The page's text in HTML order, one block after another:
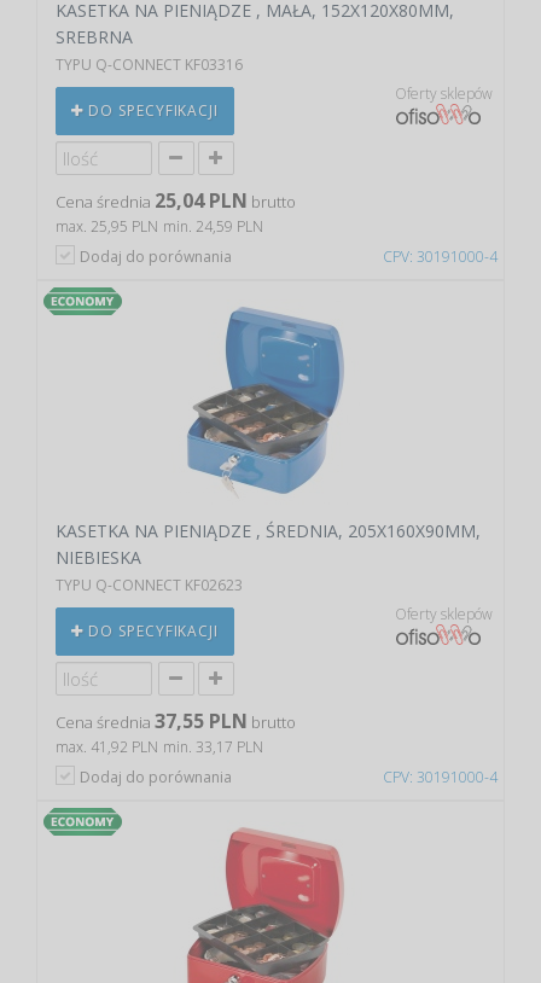
CPV: 30191000-4
KASETKA NA PIENIĄDZE , MAŁA, 152X120X80MM,
SREBRNA
TYPU Q-CONNECT KF03316
DO SPECYFIKACJI
Oferty sklepów
Cena średnia 25,04 PLN brutto
max. 25,95 PLN min. 24,59 PLN
Dodaj do porównania
CPV: 30191000-4
KASETKA NA PIENIĄDZE , ŚREDNIA, 205X160X90MM,
NIEBIESKA
TYPU Q-CONNECT KF02623
DO SPECYFIKACJI
Oferty sklepów
Cena średnia 37,55 PLN brutto
max. 41,92 PLN min. 33,17 PLN
Dodaj do porównania